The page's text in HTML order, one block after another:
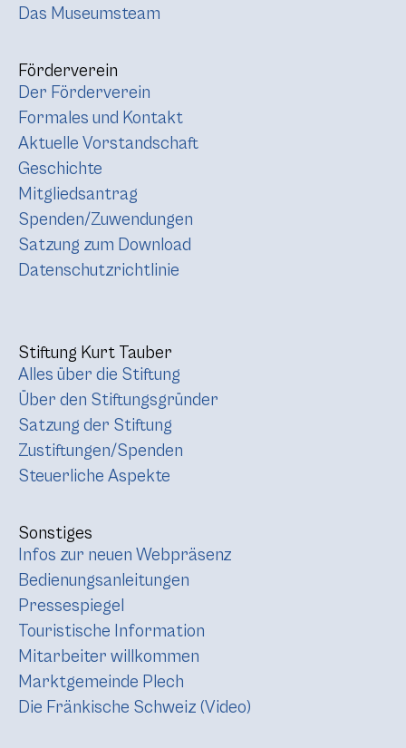
Das Museumsteam
Förderverein
Der Förderverein
Formales und Kontakt
Aktuelle Vorstandschaft
Geschichte
Mitgliedsantrag
Spenden/Zuwendungen
Satzung zum Download
Datenschutzrichtlinie
Stiftung Kurt Tauber
Alles über die Stiftung
Über den Stiftungsgründer
Satzung der Stiftung
Zustiftungen/Spenden
Steuerliche Aspekte
Sonstiges
Infos zur neuen Webpräsenz
Bedienungsanleitungen
Pressespiegel
Touristische Information
Mitarbeiter willkommen
Marktgemeinde Plech
Die Fränkische Schweiz (Video)